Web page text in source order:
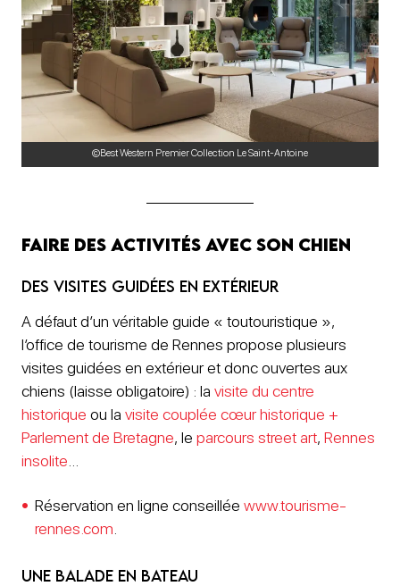
©Best Western Premier Collection Le Saint-Antoine
FAIRE des activités avec son chien
Des visites guidées en extérieur
A défaut d’un véritable guide « toutouristique »,
l’office de tourisme de Rennes propose plusieurs
visites guidées en extérieur et donc ouvertes aux
chiens (laisse obligatoire) : la visite du centre
historique ou la visite couplée cœur historique +
Parlement de Bretagne, le parcours street art, Rennes
insolite
Réservation en ligne conseillée www.tourisme-
rennes.com
Une balade en bateau